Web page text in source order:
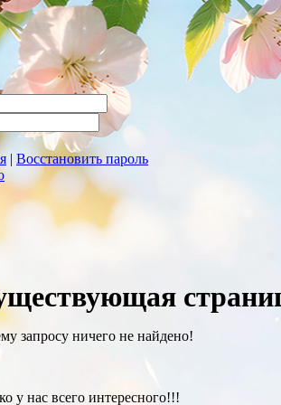
| Восстановить пароль
запросу ничего не найдено!
у нас всего интересного!!!